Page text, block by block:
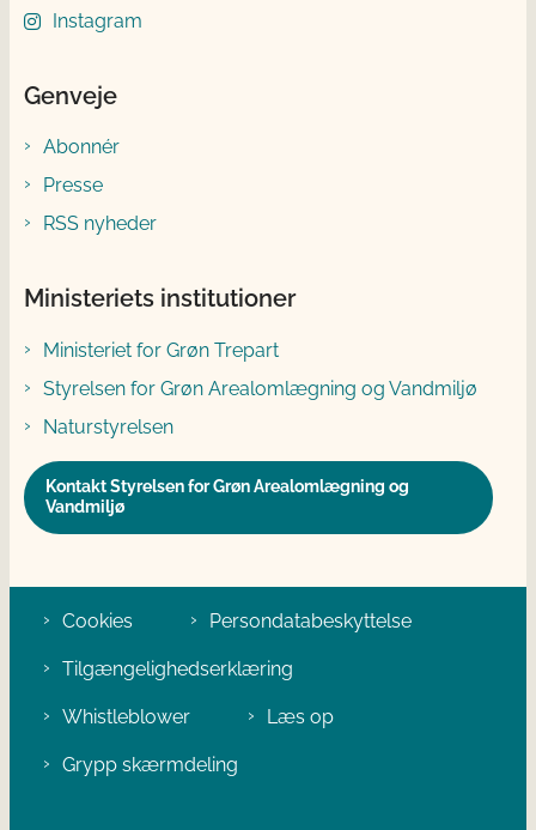
Instagram
Genveje
Abonnér
Presse
RSS nyheder
Ministeriets institutioner
Ministeriet for Grøn Trepart
Styrelsen for Grøn Arealomlægning og Vandmiljø
Naturstyrelsen
Kontakt Styrelsen for Grøn Arealomlægning og
Vandmiljø
Cookies Persondatabeskyttelse
Tilgængelighedserklæring
Whistleblower Læs op
Grypp skærmdeling